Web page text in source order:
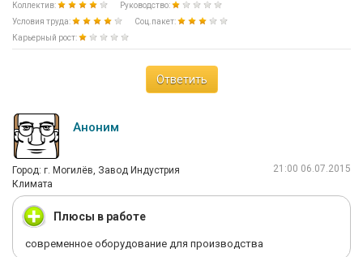
Коллектив:
Руководство:
Условия труда:
Соц.пакет:
Карьерный рост:
Ответить
Аноним
Город: г. Могилёв, Завод Индустрия
Климата
21:00 06.07.2015
Плюсы в работе
современное оборудование для производства